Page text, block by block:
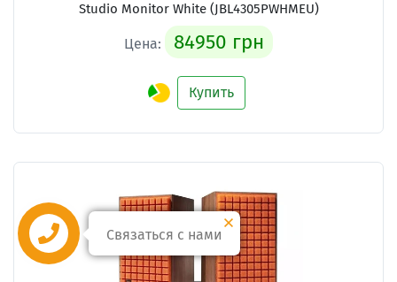
Studio Monitor White (JBL4305PWHMEU)
Цена: 84950 грн
Купить
Связаться с нами